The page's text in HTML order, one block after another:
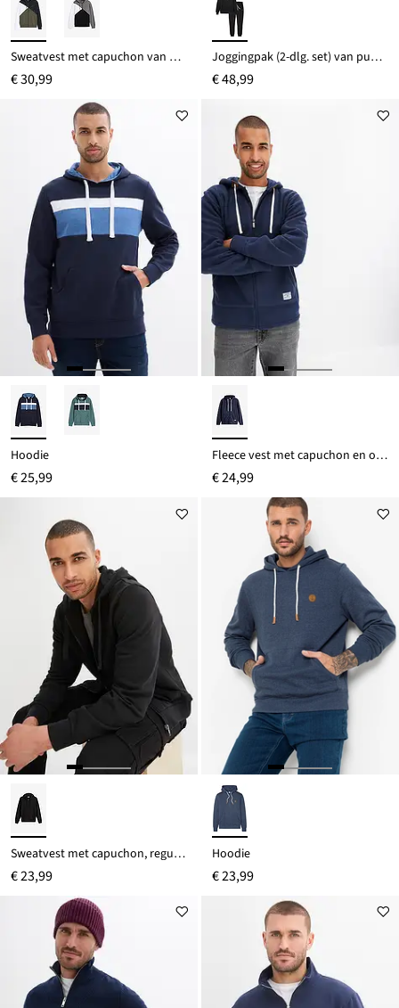
Sweatvest met capuchon van puur biologisch katoen
€ 30,99
Joggingpak (2-dlg. set) van puur katoen
€ 48,99
Hoodie
€ 25,99
Fleece vest met capuchon en opgestikte zakken
€ 24,99
Sweatvest met capuchon, regular fit
€ 23,99
Hoodie
€ 23,99